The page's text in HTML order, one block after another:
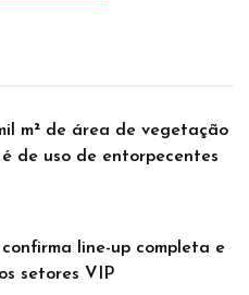
m² de área de vegetação
de uso de entorpecentes
line-up completa e
setores VIP